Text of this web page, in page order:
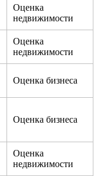
Оценка
недвижимости
Оценка
недвижимости
Оценка бизнеса
Оценка бизнеса
Оценка
недвижимости